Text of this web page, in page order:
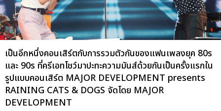
เป็นอีกหนึ่งคอนเสิร์ตกับการรวมตัวกันของแฟนเพลงยุค 80s
และ 90s ที่ครีเอทโชว์มาปะทะความมันส์ด้วยกันเป็นครั้งแรกใน
รูปแบบคอนเสิร์ต MAJOR DEVELOPMENT presents
RAINING CATS & DOGS จัดโดย MAJOR
DEVELOPMENT